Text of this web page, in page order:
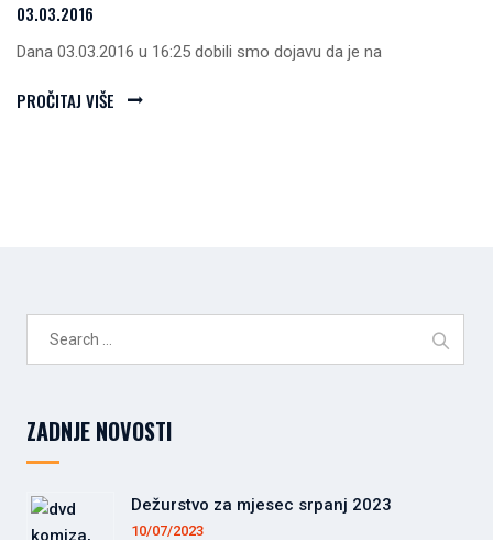
03.03.2016
Dana 03.03.2016 u 16:25 dobili smo dojavu da je na
PROČITAJ VIŠE
ZADNJE NOVOSTI
Dežurstvo za mjesec srpanj 2023
10/07/2023